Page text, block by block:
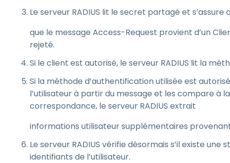
Le serveur RADIUS lit le secret partagé et s’assure
que le message Access-Request provient d’un
rejeté.
Si le client est autorisé, le serveur RADIUS lit la
Si la méthode d’authentification utilisée est
l’utilisateur à partir du message et les compare à
correspondance, le serveur RADIUS extrait
informations utilisateur supplémentaires
Le serveur RADIUS vérifie désormais s’il existe
identifiants de l’utilisateur.